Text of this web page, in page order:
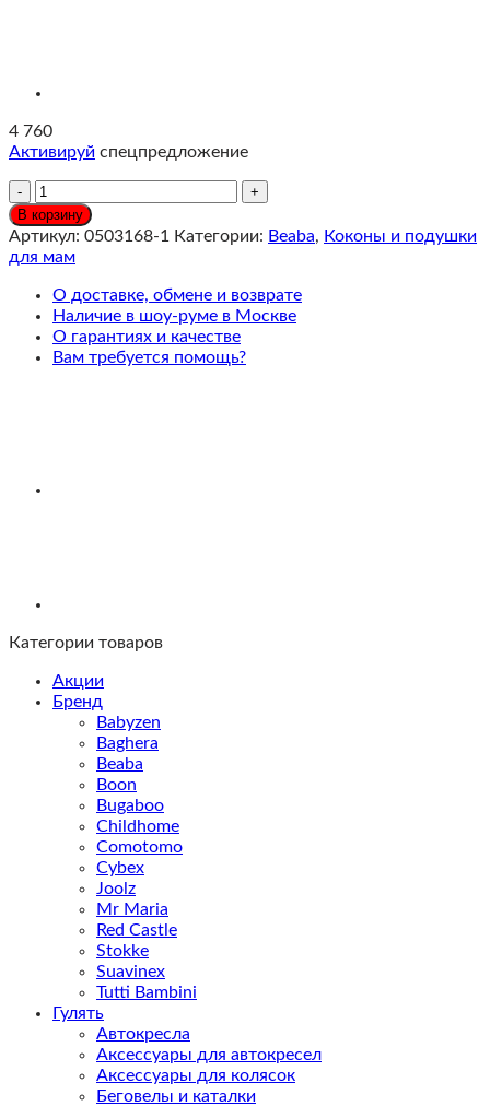
4 760
Активируй спецпредложение
Количество
Beaba
Позиционер-
подушка
новорожденных
BEBECAL
LIN
NATUREL
В корзину
Артикул: 0503168-1 Категории: Beaba, Коконы и подушки
для мам
О доставке, обмене и возврате
Наличие в шоу-руме в Москве
О гарантиях и качестве
Вам требуется помощь?
Категории товаров
Акции
Бренд
Babyzen
Baghera
Beaba
Boon
Bugaboo
Childhome
Comotomo
Cybex
Joolz
Mr Maria
Red Castle
Stokke
Suavinex
Tutti Bambini
Гулять
Автокресла
Аксессуары для автокресел
Аксессуары для колясок
Беговелы и каталки